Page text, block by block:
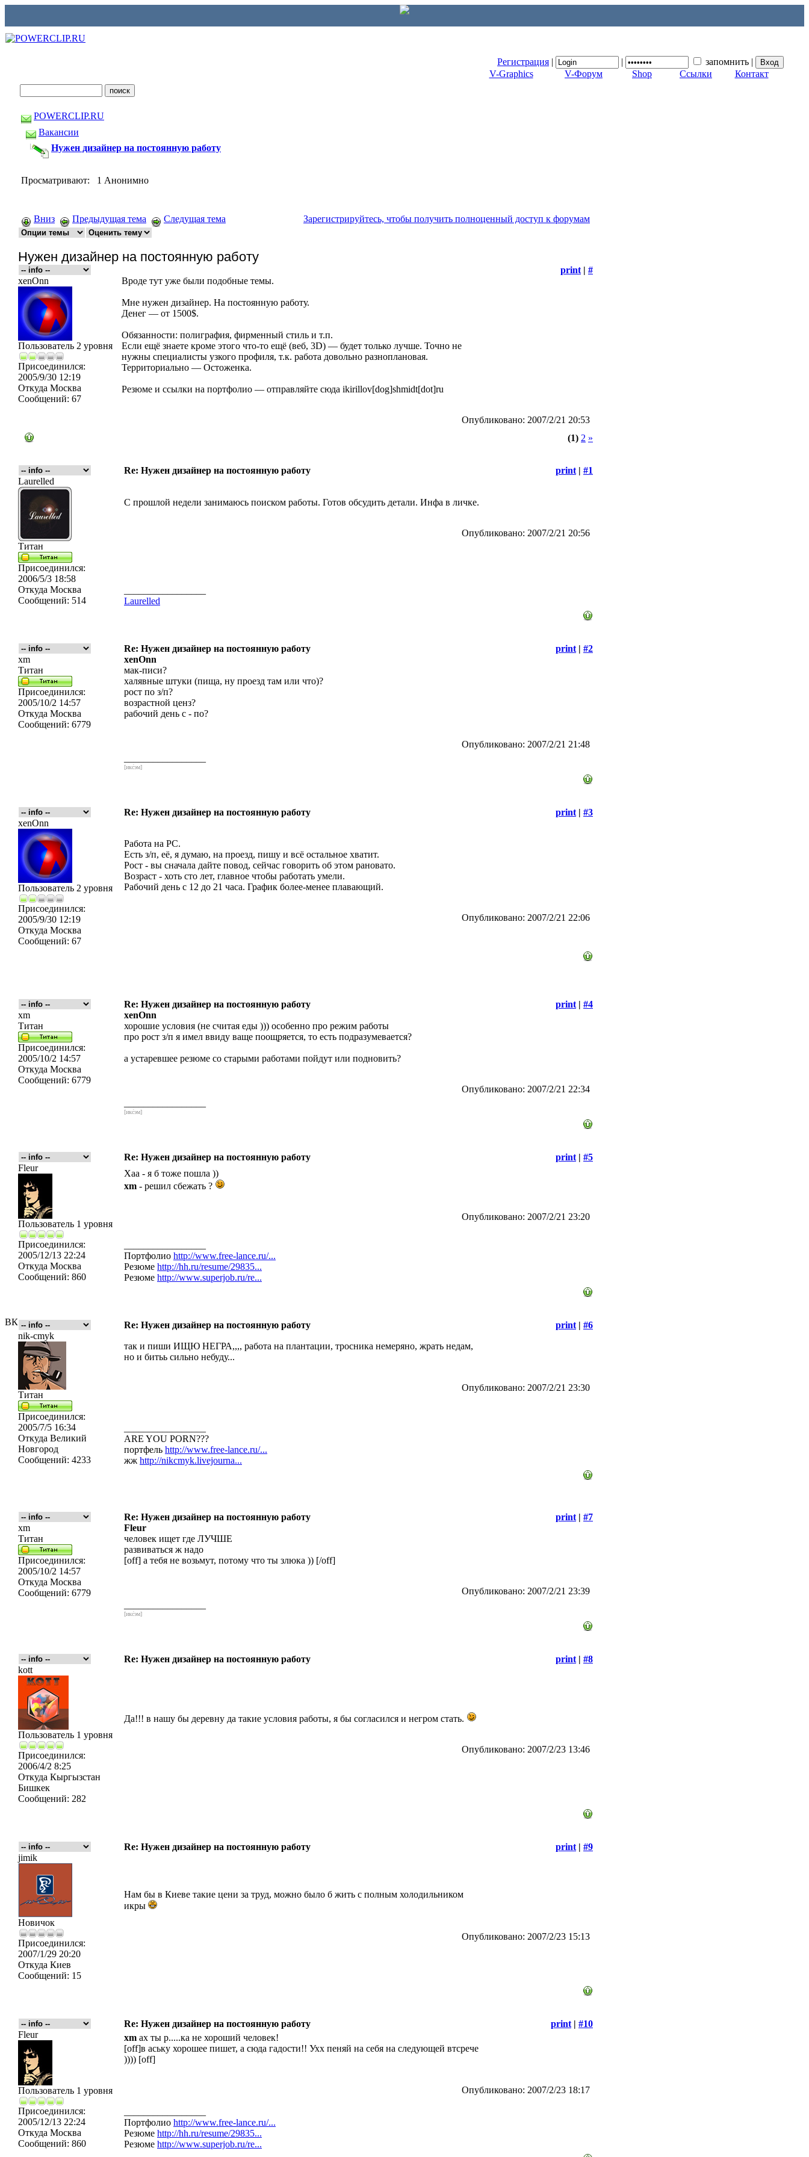
Регистрация | | запомнить |
V-Graphics
V-Форум Shop Ссылки Контакт
ВК
POWERCLIP.RU
Вакансии
Нужен дизайнер на постоянную работу
Просматривают: 1 Анонимно
Вниз Предыдущая тема Следущая тема Зарегистрируйтесь, чтобы получить полноценный доступ к форумам
Нужен дизайнер на постоянную работу
print | #
xenOnn
Пользователь 2 уровня
Присоединился:
2005/9/30 12:19
Откуда Москва
Сообщений: 67
Вроде тут уже были подобные темы.
Мне нужен дизайнер. На постоянную работу.
Денег — от 1500$.
Обязанности: полиграфия, фирменный стиль и т.п.
Если ещё знаете кроме этого что-то ещё (веб, 3D) — будет только лучше. Точно не
нужны специалисты узкого профиля, т.к. работа довольно разноплановая.
Территориально — Остоженка.
Резюме и ссылки на портфолио — отправляйте сюда ikirillov[dog]shmidt[dot]ru
Опубликовано: 2007/2/21 20:53
(1) 2 »
Re: Нужен дизайнер на постоянную работу print | #1
Laurelled
Титан
Присоединился:
2006/5/3 18:58
Откуда Москва
Сообщений: 514
С прошлой недели занимаюсь поиском работы. Готов обсудить детали. Инфа в личке.
Опубликовано: 2007/2/21 20:56
Laurelled
Re: Нужен дизайнер на постоянную работу print | #2
xm
Титан
Присоединился:
2005/10/2 14:57
Откуда Москва
Сообщений: 6779
xenOnn
мак-писи?
халявные штуки (пища, ну проезд там или что)?
рост по з/п?
возрастной ценз?
рабочий день с - по?
Опубликовано: 2007/2/21 21:48
[икс́эм]
Re: Нужен дизайнер на постоянную работу print | #3
xenOnn
Пользователь 2 уровня
Присоединился:
2005/9/30 12:19
Откуда Москва
Сообщений: 67
Работа на PC.
Есть з/п, её, я думаю, на проезд, пишу и всё остальное хватит.
Рост - вы сначала дайте повод, сейчас говорить об этом рановато.
Возраст - хоть сто лет, главное чтобы работать умели.
Рабочий день с 12 до 21 часа. График более-менее плавающий.
Опубликовано: 2007/2/21 22:06
Re: Нужен дизайнер на постоянную работу print | #4
xm
Титан
Присоединился:
2005/10/2 14:57
Откуда Москва
Сообщений: 6779
xenOnn
хорошие условия (не считая еды ))) особенно про режим работы
про рост з/п я имел ввиду ваще поощряется, то есть подразумевается?
а устаревшее резюме со старыми работами пойдут или подновить?
Опубликовано: 2007/2/21 22:34
[икс́эм]
Re: Нужен дизайнер на постоянную работу print | #5
Fleur
Пользователь 1 уровня
Присоединился:
2005/12/13 22:24
Откуда Москва
Сообщений: 860
Хаа - я б тоже пошла ))
xm - решил сбежать ?
Опубликовано: 2007/2/21 23:20
Портфолио http://www.free-lance.ru/...
Резюме http://hh.ru/resume/29835...
Резюме http://www.superjob.ru/re...
Re: Нужен дизайнер на постоянную работу print | #6
nik-cmyk
Титан
Присоединился:
2005/7/5 16:34
Откуда Великий
Новгород
Сообщений: 4233
так и пиши ИЩЮ НЕГРА,,,, работа на плантации, тросника немеряно, жрать недам,
но и битьь сильно небуду...
Опубликовано: 2007/2/21 23:30
ARE YOU PORN???
портфель http://www.free-lance.ru/...
жж http://nikcmyk.livejourna...
Re: Нужен дизайнер на постоянную работу print | #7
xm
Титан
Присоединился:
2005/10/2 14:57
Откуда Москва
Сообщений: 6779
Fleur
человек ищет где ЛУЧШЕ
развиваться ж надо
[off] а тебя не возьмут, потому что ты злюка )) [/off]
Опубликовано: 2007/2/21 23:39
[икс́эм]
Re: Нужен дизайнер на постоянную работу print | #8
kott
Пользователь 1 уровня
Присоединился:
2006/4/2 8:25
Откуда Кыргызстан
Бишкек
Сообщений: 282
Да!!! в нашу бы деревну да такие условия работы, я бы согласился и негром стать.
Опубликовано: 2007/2/23 13:46
Re: Нужен дизайнер на постоянную работу print | #9
jimik
Новичок
Присоединился:
2007/1/29 20:20
Откуда Киев
Сообщений: 15
Нам бы в Киеве такие цени за труд, можно было б жить с полным холодильником
икры
Опубликовано: 2007/2/23 15:13
Re: Нужен дизайнер на постоянную работу print | #10
Fleur
Пользователь 1 уровня
Присоединился:
2005/12/13 22:24
Откуда Москва
Сообщений: 860
xm ах ты р.....ка не хороший человек!
[off]в аську хорошее пишет, а сюда гадости!! Ухх пеняй на себя на следующей втсрече
)))) [off]
Опубликовано: 2007/2/23 18:17
Портфолио http://www.free-lance.ru/...
Резюме http://hh.ru/resume/29835...
Резюме http://www.superjob.ru/re...